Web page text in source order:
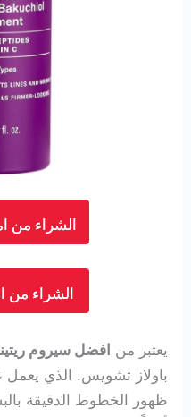
الشراء من
الشراء من
يعتبر من افضل سيروم
باولاز تشويس. الذي يعمل
ظهور الخطوط الدقيقة